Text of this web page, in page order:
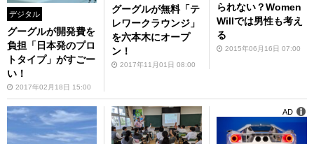
デジタル
グーグルが開発費を
負担「日本発のプロ
トタイプ」がすごー
い！
2017年02月18日 15:00
グーグルが無料「テ
レワークラウンジ」
を六本木にオープ
ン！
2017年11月01日 08:00
られない？Women
Willでは男性も考え
る
2015年06月16日 07:00
AD